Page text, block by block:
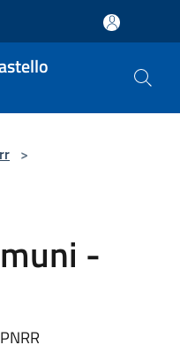
>
-